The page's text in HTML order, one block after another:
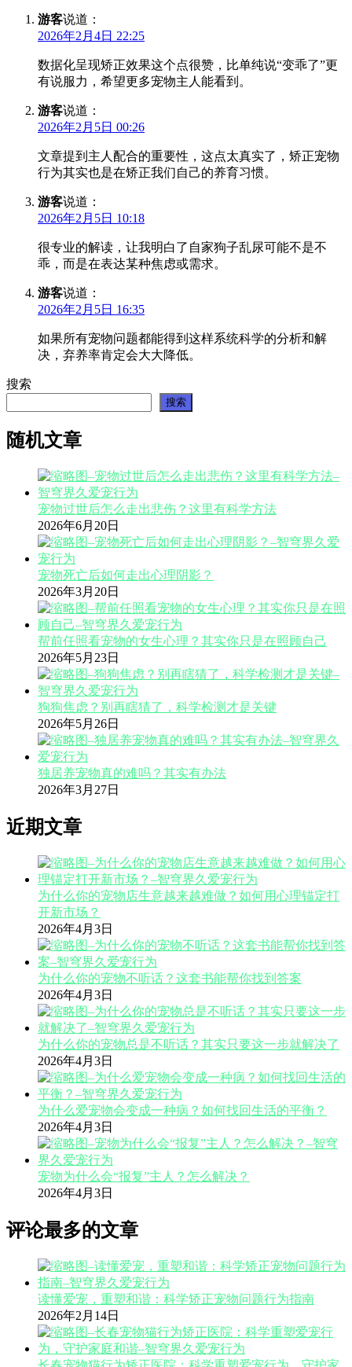
游客说道：
2026年2月4日 22:25
数据化呈现矫正效果这个点很赞，比单纯说“变乖了”更
有说服力，希望更多宠物主人能看到。
游客说道：
2026年2月5日 00:26
文章提到主人配合的重要性，这点太真实了，矫正宠物
行为其实也是在矫正我们自己的养育习惯。
游客说道：
2026年2月5日 10:18
很专业的解读，让我明白了自家狗子乱尿可能不是不
乖，而是在表达某种焦虑或需求。
游客说道：
2026年2月5日 16:35
如果所有宠物问题都能得到这样系统科学的分析和解
决，弃养率肯定会大大降低。
搜索
搜索
随机文章
宠物过世后怎么走出悲伤？这里有科学方法
2026年6月20日
宠物死亡后如何走出心理阴影？
2026年3月20日
帮前任照看宠物的女生心理？其实你只是在照顾自己
2026年5月23日
狗狗焦虑？别再瞎猜了，科学检测才是关键
2026年5月26日
独居养宠物真的难吗？其实有办法
2026年3月27日
近期文章
为什么你的宠物店生意越来越难做？如何用心理锚定打
开新市场？
2026年4月3日
为什么你的宠物不听话？这套书能帮你找到答案
2026年4月3日
为什么你的宠物总是不听话？其实只要这一步就解决了
2026年4月3日
为什么爱宠物会变成一种病？如何找回生活的平衡？
2026年4月3日
宠物为什么会“报复”主人？怎么解决？
2026年4月3日
评论最多的文章
读懂爱宠，重塑和谐：科学矫正宠物问题行为指南
2026年2月14日